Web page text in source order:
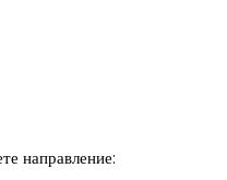
направление: